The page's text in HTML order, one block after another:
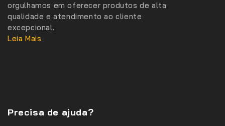
orgulhamos em oferecer produtos de alta
qualidade e atendimento ao cliente
excepcional.
Leia Mais
Precisa de ajuda?